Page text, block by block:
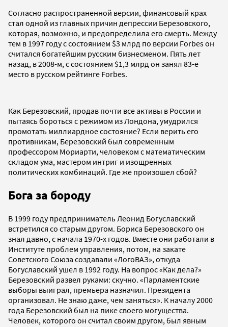
Согласно распространенной версии, финансовый крах
стал одной из главных причин депрессии Березовского,
которая, возможно, и предопределила его смерть. Между
тем в 1997 году с состоянием $3 млрд по версии Forbes он
считался богатейшим русским бизнесменом. Пять лет
назад, в 2008-м, с состоянием $1,3 млрд он занял 83-е
место в русском рейтинге Forbes.
Как Березовский, продав почти все активы в России и
пытаясь бороться с режимом из Лондона, умудрился
промотать миллиардное состояние? Если верить его
противникам, Березовский был современным
профессором Мориарти, человеком с математическим
складом ума, мастером интриг и изощренных
политических комбинаций. Где же произошел сбой?
Бога за бороду
В 1999 году предприниматель Леонид Богуславский
встретился со старым другом. Бориса Березовского он
знал давно, с начала 1970-х годов. Вместе они работали в
Институте проблем управления, потом, на закате
Советского Союза создавали «ЛогоВАЗ», откуда
Богуславский ушел в 1992 году. На вопрос «Как дела?»
Березовский развел руками: скучно. «Парламентские
выборы выиграл, премьера назначил. Президента
организовал. Не знаю даже, чем заняться». К началу 2000
года Березовский был на пике своего могущества.
Человек, которого он считал своим другом, был явным